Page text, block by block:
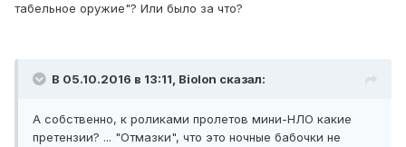
табельное оружие"? Или было за что?
В 05.10.2016 в 13:11, Biolon сказал:
А собственно, к роликами пролетов мини-НЛО какие
претензии? ... "Отмазки", что это ночные бабочки не